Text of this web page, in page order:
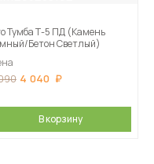
Тумба Т-5 ПД (Камень
Бетон Светлый)
4 040
В корзину